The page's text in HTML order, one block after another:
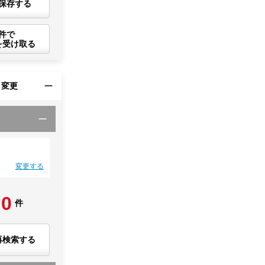
存する
で
受け取る
更
変更する
0 件
検索する